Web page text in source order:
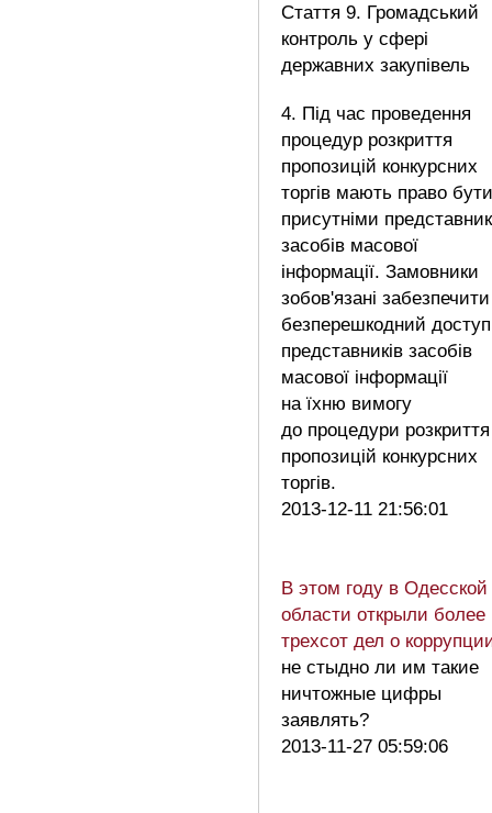
Стаття 9. Громадський
контроль у сфері
державних закупівель
4. Під час проведення
процедур розкриття
пропозицій конкурсних
торгів мають право бути
присутніми
засобів масової
інформації. Замовники
зобов'язані забезпечити
безперешкодний доступ
представників засобів
масової інформації
на їхню вимогу
до процедури розкриття
пропозицій конкурсних
торгів.
2013-12-11 21:56:01
В этом году в Одесской
области открыли более
трехсот дел о
не стыдно ли им такие
ничтожные цифры
заявлять?
2013-11-27 05:59:06